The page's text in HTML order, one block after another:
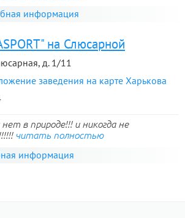
информация
на Слюсарной
д. 1/11
заведения на карте Харькова
в природе!!! и никогда не
читать полностью
информация